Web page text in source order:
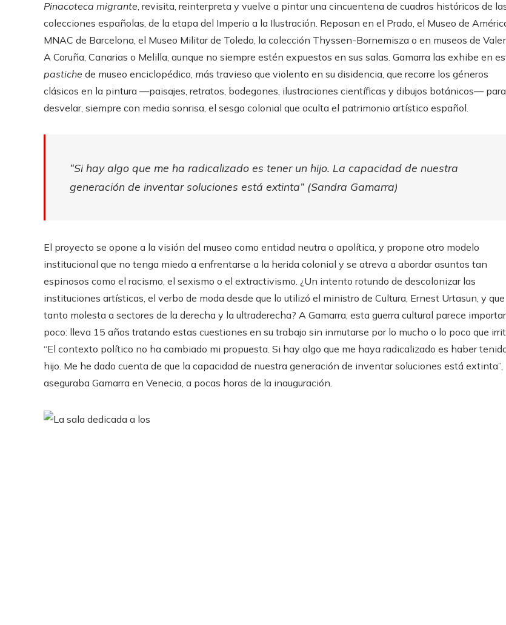
Pinacoteca migrante, revisita, reinterpreta y vuelve a pintar una cincuentena de cuadros históricos de
colecciones españolas, de la etapa del Imperio a la Ilustración. Reposan en el Prado, el Museo de
MNAC de Barcelona, el Museo Militar de Toledo, la colección Thyssen-Bornemisza o en museos de
A Coruña, Canarias o Melilla, aunque no siempre estén expuestos en sus salas. Gamarra las exhibe en
pastiche de museo enciclopédico, más travieso que violento en su disidencia, que recorre los géneros
clásicos en la pintura —paisajes, retratos, bodegones, ilustraciones científicas y dibujos botánicos— para
desvelar, siempre con media sonrisa, el sesgo colonial que oculta el patrimonio artístico español.
“Si hay algo que me ha radicalizado es tener un hijo. La capacidad de nuestra
generación de inventar soluciones está extinta” (Sandra Gamarra)
El proyecto se opone a la visión del museo como entidad neutra o apolítica, y propone otro modelo
institucional que no tenga miedo a enfrentarse a la herida colonial y se atreva a abordar asuntos tan
espinosos como el racismo, el sexismo o el extractivismo. ¿Un intento rotundo de descolonizar las
instituciones artísticas, el verbo de moda desde que lo utilizó el ministro de Cultura, Ernest Urtasun, y que
tanto molesta a sectores de la derecha y la ultraderecha? A Gamarra, esta guerra cultural parece
poco: lleva 15 años tratando estas cuestiones en su trabajo sin inmutarse por lo mucho o lo poco que
“El contexto político no ha cambiado mi propuesta. Si hay algo que me haya radicalizado es haber
hijo. Me he dado cuenta de que la capacidad de nuestra generación de inventar soluciones está extinta”,
aseguraba Gamarra en Venecia, a pocas horas de la inauguración.